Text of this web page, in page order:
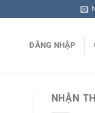
ĐĂNG NHẬP
NHẬN